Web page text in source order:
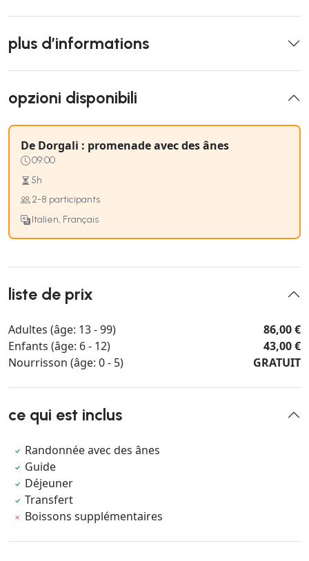
plus d’informations
opzioni disponibili
De Dorgali : promenade avec des ânes
09:00
5h
2-8 participants
Italien, Français
liste de prix
Adultes (âge: 13 - 99)
86,00 €
Enfants (âge: 6 - 12)
43,00 €
Nourrisson (âge: 0 - 5)
GRATUIT
ce qui est inclus
Randonnée avec des ânes
Guide
Déjeuner
Transfert
Boissons supplémentaires